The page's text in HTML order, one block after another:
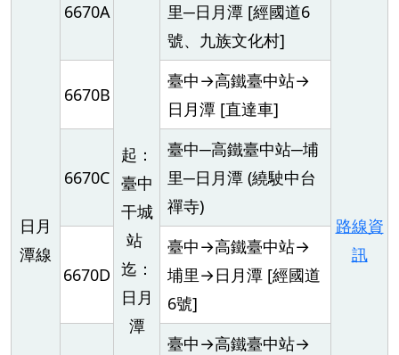
日月
潭線
6670A
起：
臺中
干城
站
迄：
日月
潭
里─日月潭 [經國道6
號、九族文化村]
路線資
訊
6670B
臺中→高鐵臺中站→
日月潭 [直達車]
6670C
臺中─高鐵臺中站─埔
里─日月潭 (繞駛中台
禪寺)
6670D
臺中→高鐵臺中站→
埔里→日月潭 [經國道
6號]
臺中→高鐵臺中站→